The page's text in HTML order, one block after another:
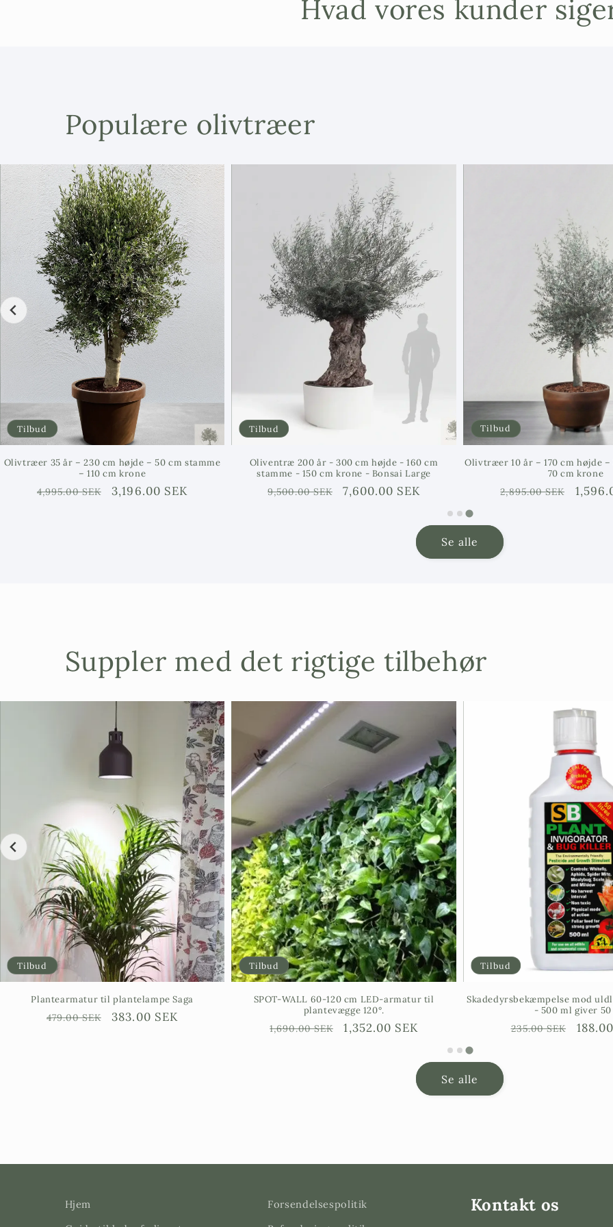
Dværg-en
Derefter
Beskæring
foretages
Juniperus
der ønsker
nåletræ med
plante, der
klassiske haver.
Hvad vores kunder
Populære olivtræer
Tilbud
Olivtræer 35 år – 230 cm højde – 50 cm stamme
– 110 cm krone
Ordinarie
4,995.00 SEK Försäljningspris
3,196.00 SEK
Tilbud
Oliventræ 200 år - 300 cm højde - 160 cm
stamme - 150 cm krone - Bonsai Large
Ordinarie
9,500.00 SEK Försäljningspris
7,600.00 SEK
Tilbud
Olivtræer 10 år – 170 cm højde –
70 cm krone
Ordinarie
2,895.00 SEK
Se alle
Suppler med det rigtige tilbehør
Tilbud
Plantearmatur til plantelampe Saga
Ordinarie
479.00 SEK Försäljningspris
383.00 SEK
Tilbud
SPOT-WALL 60-120 cm LED-armatur til
plantevægge 120°.
Ordinarie
1,690.00 SEK Försäljningspris
1,352.00 SEK
Tilbud
Skadedyrsbekæmpelse mod
- 500 ml giver 50
Ordinarie
235.00 SEK
Se alle
Hjem
Forsendelsespolitik
Kontakt os